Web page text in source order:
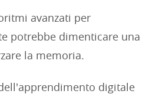
avanzati per
potrebbe dimenticare una
la memoria.
digitale